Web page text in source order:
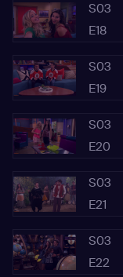
S03
E18
S03
E19
S03
E20
S03
E21
S03
E22